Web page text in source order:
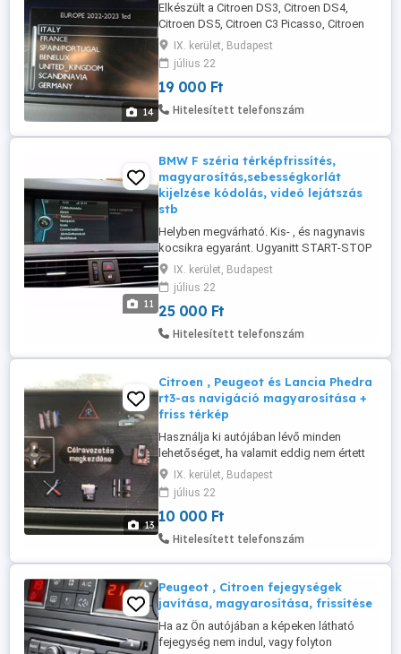
14
Elkészült a Citroen DS3, Citroen DS4,
Citroen DS5, Citroen C3 Picasso, Citroen
C4, Citroen C4 Picasso, Citroen C5, Citroen
C8, Citroen Berlingo, Citroen Jumpy
modellek menüjének és navigációjának
teljes magyarosítása. A menürendszer
minden pontja, az autó beállítások,
IX. kerület, Budapest
július 22
19 000 Ft
Hitelesített telefonszám
11
BMW F széria térképfrissítés,
magyarosítás,sebességkorlát
kijelzése kódolás, videó lejátszás
stb
Helyben megvárható. Kis- , és nagynavis
kocsikra egyaránt. Ugyanitt START-STOP
kikapcsolása, programozás, sport hang
programozás, menet közbeni videónézés
a könyöklőben lévő USB csatlakozóról,
régiókódolás (USA -->EU) , övcsipogás
kikapcsolása,sport kijelzők aktiválása,
IX. kerület, Budapest
július 22
25 000 Ft
Hitelesített telefonszám
13
Citroen , Peugeot és Lancia Phedra
rt3-as navigáció magyarosítása +
friss térkép
Használja ki autójában lévő minden
lehetőséget, ha valamit eddig nem értett
az idegen nyelv miatt , most itt a
megoldás. A középső képernyő minden
pontja (navigáció, autó beállítások,
figyelmeztetések pl. kiégett izzó) magyar
nyelvű lesz. Több száz kifejezés, minden
IX. kerület, Budapest
július 22
10 000 Ft
Hitelesített telefonszám
Peugeot , Citroen fejegységek
javítása, magyarosítása, frissítése
Ha az Ön autójában a képeken látható
fejegység nem indul, vagy folyton